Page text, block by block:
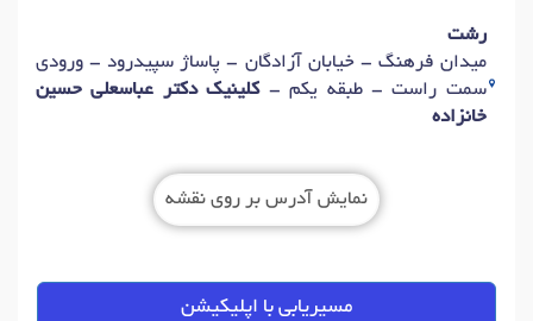
رشت
میدان فرهنگ‌ - خیابان آزادگان - پاساژ سپیدرود - ورودی
سمت راست - طبقه یکم - کلینیک دکتر عباسعلی حسین
خانزاده
نمایش آدرس بر روی نقشه
مسیریابی با اپلیکیشن